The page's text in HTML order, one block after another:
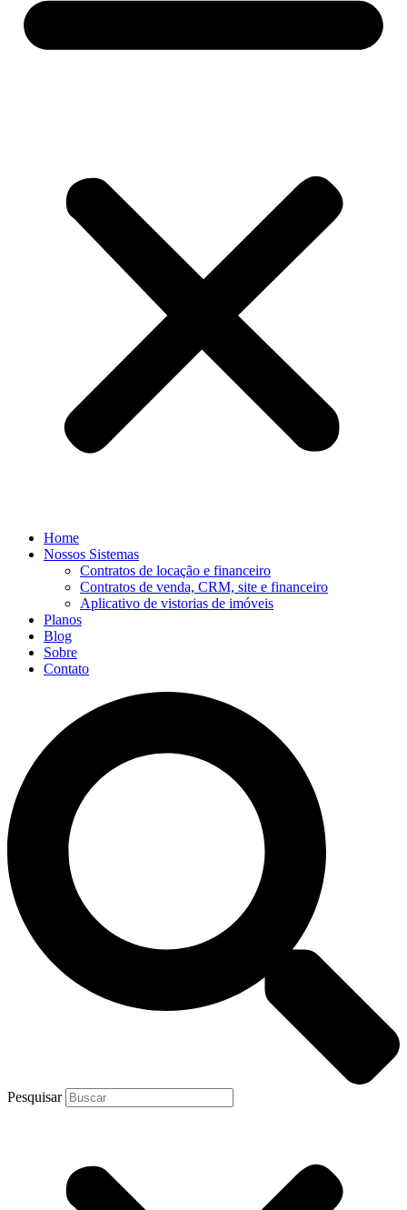
Home
Nossos Sistemas
Contratos de locação e financeiro
Contratos de venda, CRM, site e financeiro
Aplicativo de vistorias de imóveis
Planos
Blog
Sobre
Contato
Pesquisar